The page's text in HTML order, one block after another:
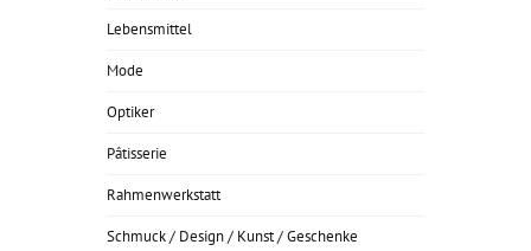
Lebensmittel
Mode
Optiker
Pâtisserie
Rahmenwerkstatt
Schmuck / Design / Kunst / Geschenke